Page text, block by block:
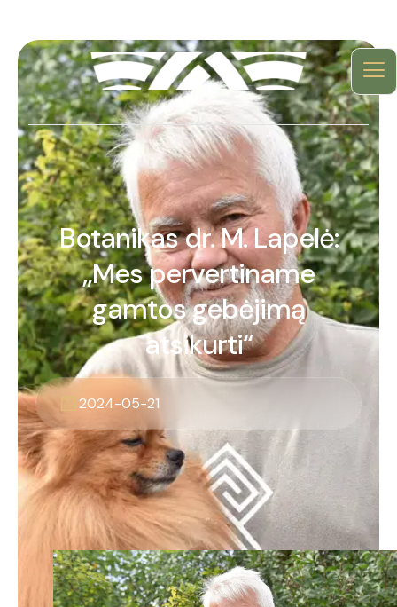
Botanikas dr. M. Lapelė:
„Mes pervertiname
gamtos gebėjimą
atsikurti“
2024-05-21